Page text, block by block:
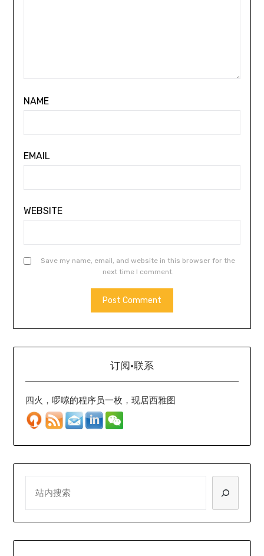
NAME
EMAIL
WEBSITE
Save my name, email, and website in this browser for the
next time I comment.
订阅·联系
四火，啰嗦的程序员一枚，现居西雅图